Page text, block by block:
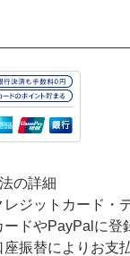
の詳細
レジットカード・
ードやPayPalに登
振替によりお支